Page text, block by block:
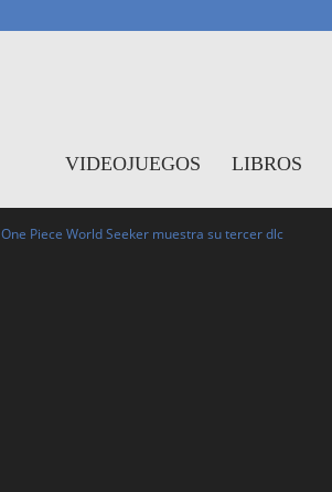
VIDEOJUEGOS LIBROS
One Piece World Seeker muestra su tercer dlc